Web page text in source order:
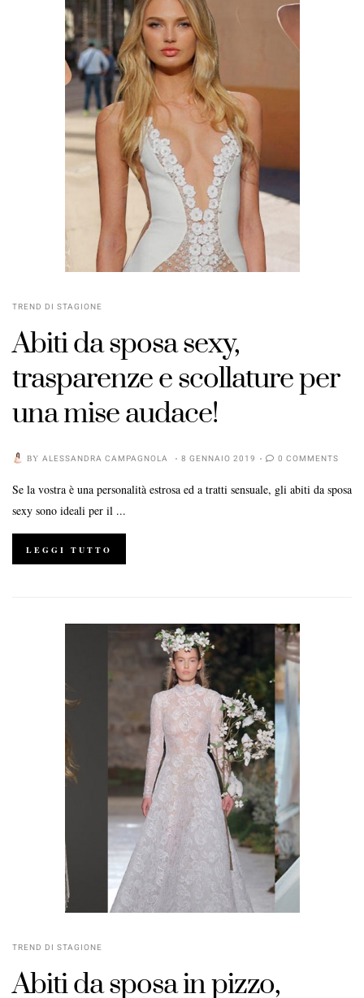
TREND DI STAGIONE
Abiti da sposa sexy,
trasparenze e scollature per
una mise audace!
BY ALESSANDRA CAMPAGNOLA 8 GENNAIO 2019 0 COMMENTS
Se la vostra è una personalità estrosa ed a tratti sensuale, gli abiti da sposa
sexy sono ideali per il ...
LEGGI TUTTO
TREND DI STAGIONE
Abiti da sposa in pizzo,